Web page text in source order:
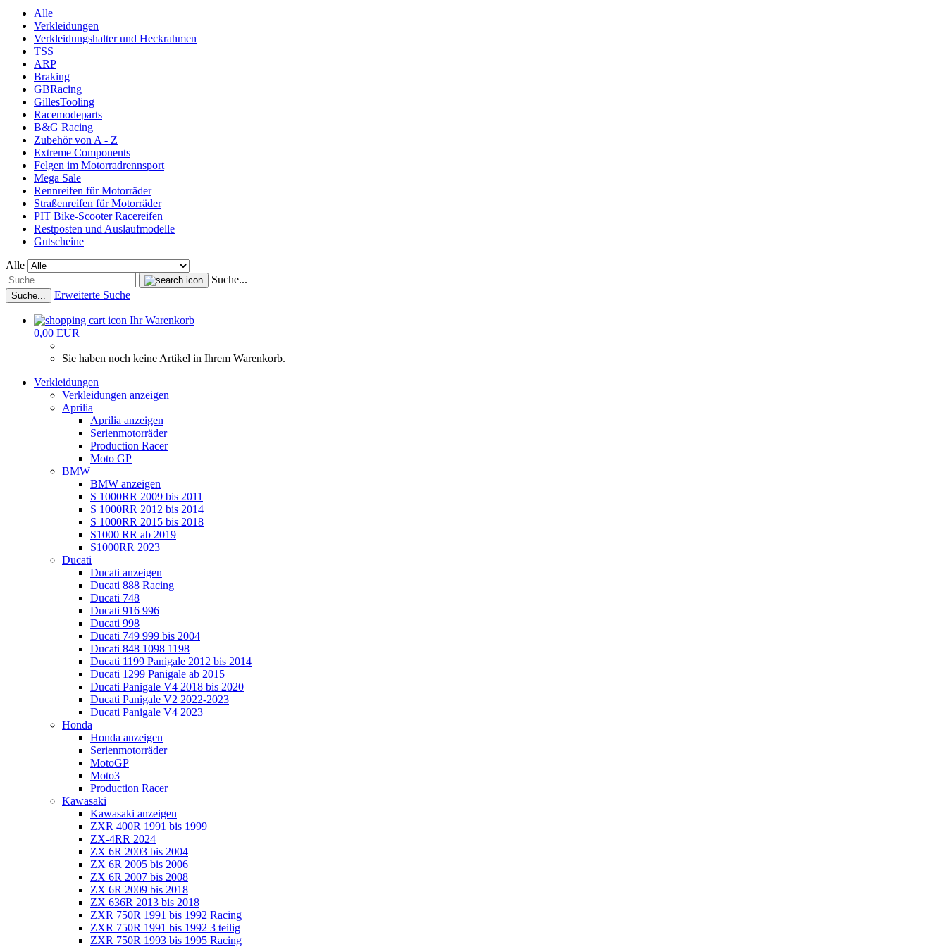
Alle
Verkleidungen
Verkleidungshalter und Heckrahmen
TSS
ARP
Braking
GBRacing
GillesTooling
Racemodeparts
B&G Racing
Zubehör von A - Z
Extreme Components
Felgen im Motorradrennsport
Mega Sale
Rennreifen für Motorräder
Straßenreifen für Motorräder
PIT Bike-Scooter Racereifen
Restposten und Auslaufmodelle
Gutscheine
Alle
Suche...
Suche... Erweiterte Suche
Ihr Warenkorb
0,00 EUR
Sie haben noch keine Artikel in Ihrem Warenkorb.
Verkleidungen
Verkleidungen anzeigen
Aprilia
Aprilia anzeigen
Serienmotorräder
Production Racer
Moto GP
BMW
BMW anzeigen
S 1000RR 2009 bis 2011
S 1000RR 2012 bis 2014
S 1000RR 2015 bis 2018
S1000 RR ab 2019
S1000RR 2023
Ducati
Ducati anzeigen
Ducati 888 Racing
Ducati 748
Ducati 916 996
Ducati 998
Ducati 749 999 bis 2004
Ducati 848 1098 1198
Ducati 1199 Panigale 2012 bis 2014
Ducati 1299 Panigale ab 2015
Ducati Panigale V4 2018 bis 2020
Ducati Panigale V2 2022-2023
Ducati Panigale V4 2023
Honda
Honda anzeigen
Serienmotorräder
MotoGP
Moto3
Production Racer
Kawasaki
Kawasaki anzeigen
ZXR 400R 1991 bis 1999
ZX-4RR 2024
ZX 6R 2003 bis 2004
ZX 6R 2005 bis 2006
ZX 6R 2007 bis 2008
ZX 6R 2009 bis 2018
ZX 636R 2013 bis 2018
ZXR 750R 1991 bis 1992 Racing
ZXR 750R 1991 bis 1992 3 teilig
ZXR 750R 1993 bis 1995 Racing